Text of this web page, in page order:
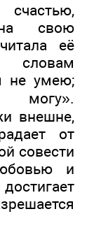
на свою
её
словам
не умею;
могу».
внешне,
от
совести
и